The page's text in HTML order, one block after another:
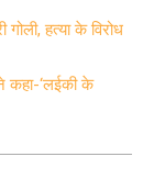
हत्या के विरोध
कहा-‘लईकी के